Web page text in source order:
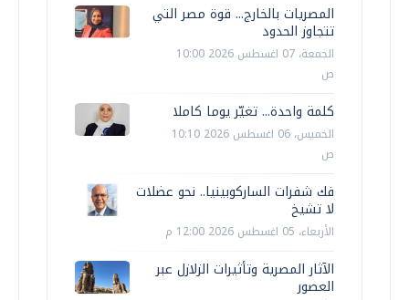
المصريات بالخارج... قوة مصر التي
تتجاوز الحدود
الجمعة، 07 اغسطس 2026 10:00
ص
كلمة واحدة... تغيّر يوما كاملا
الخميس، 06 اغسطس 2026 10:10
ص
فك شفرات الساركوبينيا.. نحو عضلات
لا تشيخ
الأربعاء، 05 اغسطس 2026 12:00 م
الآثار المصرية وتأثيرات الزلازل عبر
العصور